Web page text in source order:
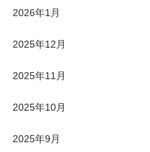
2026年1月
2025年12月
2025年11月
2025年10月
2025年9月